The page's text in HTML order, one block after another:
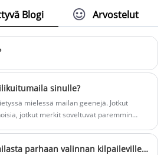
ammatillisen
ja kehitystiimimme avulla,
parhaiten sopivan hiilen
vaatimuksesi mukaan.
Blogi Arvostelut
sinulle?
mielessä mailan geenejä. Jotkut
jotkut merkit soveltuvat paremmin
Mikä tekee squashmailasta parhaan valinnan kilpaileville pelaajille?